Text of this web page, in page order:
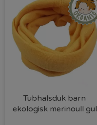
Tubhalsduk barn
ekologisk merinoull gul